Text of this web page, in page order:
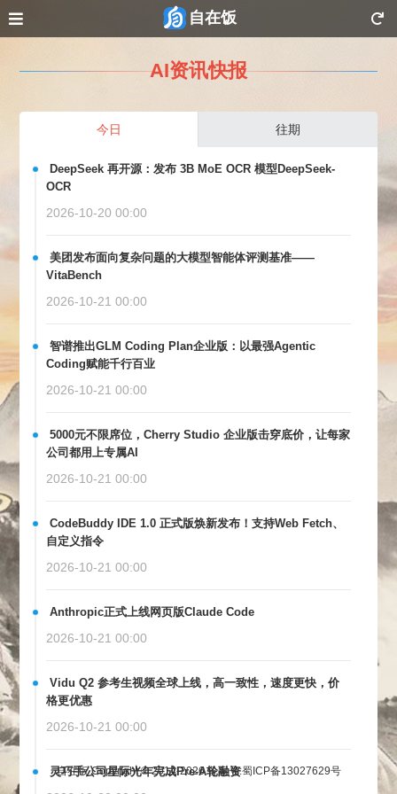
自在饭
AI资讯快报
今日 往期
DeepSeek 再开源：发布 3B MoE OCR 模型DeepSeek-
OCR
2026-10-20 00:00
美团发布面向复杂问题的大模型智能体评测基准——
VitaBench
2026-10-21 00:00
智谱推出GLM Coding Plan企业版：以最强Agentic
Coding赋能千行百业
2026-10-21 00:00
5000元不限席位，Cherry Studio 企业版击穿底价，让每家
公司都用上专属AI
2026-10-21 00:00
CodeBuddy IDE 1.0 正式版焕新发布！支持Web Fetch、
自定义指令
2026-10-21 00:00
Anthropic正式上线网页版Claude Code
2026-10-21 00:00
Vidu Q2 参考生视频全球上线，高一致性，速度更快，价
格更优惠
2026-10-21 00:00
灵巧手公司星际光年完成Pre-A轮融资
自在饭 Copyright © 2014-2026备案号:蜀ICP备13027629号